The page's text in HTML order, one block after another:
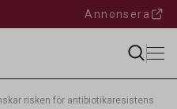
Annonsera
risken för antibiotikaresistens